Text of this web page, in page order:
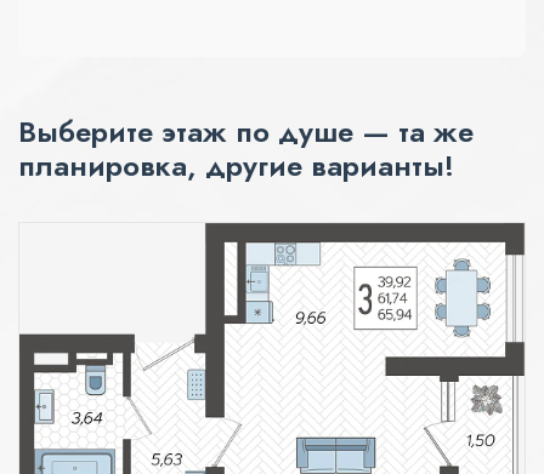
Выберите этаж по душе — та же
планировка, другие варианты!